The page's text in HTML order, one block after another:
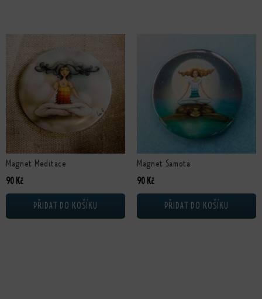
Magnet Meditace
90 Kč
PŘIDAT DO KOŠÍKU
Magnet Samota
90 Kč
PŘIDAT DO KOŠÍKU